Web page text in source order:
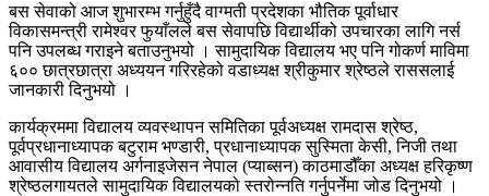
बस सेवाको आज शुभारम्भ गर्नुहुँदै वाग्मती प्रदेशका भौतिक पूर्वाधार
विकासमन्त्री रामेश्वर फुयाँलले बस सेवापछि विद्यार्थीको उपचारका लागि नर्स
पनि उपलब्ध गराइने बताउनुभयो । सामुदायिक विद्यालय भए पनि गोकर्ण माविमा
६०० छात्रछात्रा अध्ययन गरिरहेको वडाध्यक्ष श्रीकुमार श्रेष्ठले राससलाई
जानकारी दिनुभयो ।
कार्यक्रममा विद्यालय व्यवस्थापन समितिका पूर्वअध्यक्ष रामदास श्रेष्ठ,
पूर्वप्रधानाध्यापक बटुराम भण्डारी, प्रधानाध्यापक सुस्मिता केसी, निजी तथा
आवासीय विद्यालय अर्गनाइजेसन नेपाल (प्याब्सन) काठमाडौँका अध्यक्ष हरिकृष्ण
श्रेष्ठलगायतले सामुदायिक विद्यालयको स्तरोन्नति गर्नुपर्नेमा जोड दिनुभयो ।